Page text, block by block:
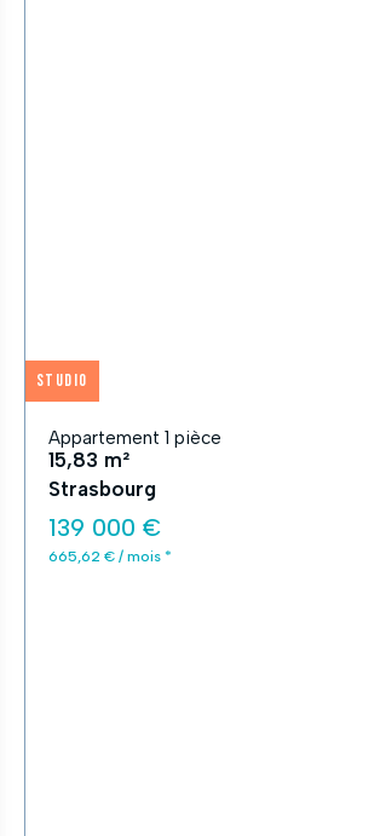
Studio
Appartement 1 pièce
15,83 m²
Strasbourg
139 000 €
665,62 € / mois *